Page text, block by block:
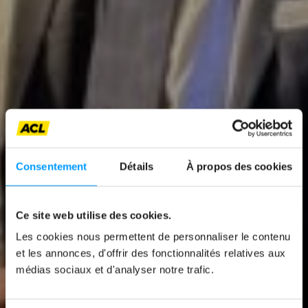
Consentement Détails À propos des cookies
Ce site web utilise des cookies.
Les cookies nous permettent de personnaliser le contenu
et les annonces, d'offrir des fonctionnalités relatives aux
médias sociaux et d'analyser notre trafic.
News
« UNE SOLUTION
CONCRÈTE POUR